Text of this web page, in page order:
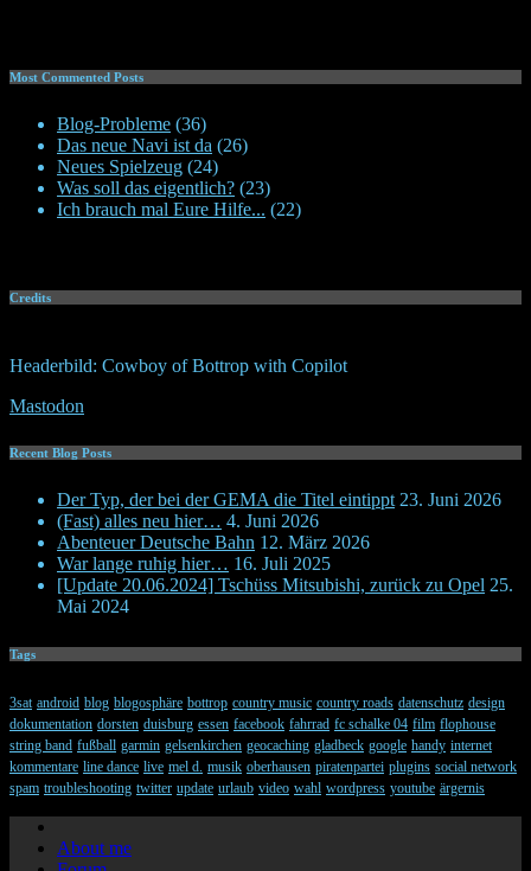
Most Commented Posts
Blog-Probleme (36)
Das neue Navi ist da (26)
Neues Spielzeug (24)
Was soll das eigentlich? (23)
Ich brauch mal Eure Hilfe... (22)
Credits
Headerbild: Cowboy of Bottrop with Copilot
Mastodon
Recent Blog Posts
Der Typ, der bei der GEMA die Titel eintippt 23. Juni 2026
(Fast) alles neu hier… 4. Juni 2026
Abenteuer Deutsche Bahn 12. März 2026
War lange ruhig hier… 16. Juli 2025
[Update 20.06.2024] Tschüss Mitsubishi, zurück zu Opel 25.
Mai 2024
Tags
3sat android blog blogosphäre bottrop country music country roads datenschutz design
dokumentation dorsten duisburg essen facebook fahrrad fc schalke 04 film flophouse
string band fußball garmin gelsenkirchen geocaching gladbeck google handy internet
kommentare line dance live mel d. musik oberhausen piratenpartei plugins social network
spam troubleshooting twitter update urlaub video wahl wordpress youtube ärgernis
About me